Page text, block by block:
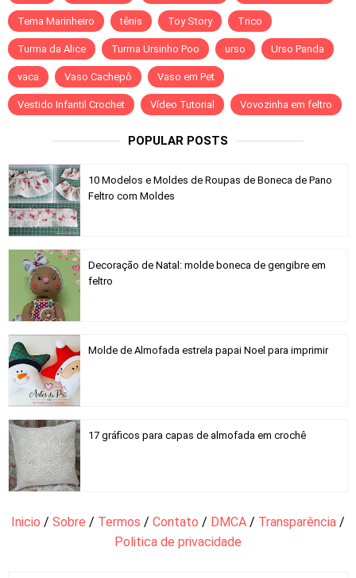
Tema Marinheiro tênis Toy Story Trico
Turma da Alice Turma Ursinho Poo urso Urso Panda
vaca Vaso Cachepô Vaso em Pet
Vestido Infantil Crochet Vídeo Tutorial Vovozinha em feltro
POPULAR POSTS
10 Modelos e Moldes de Roupas de Boneca de Pano
Feltro com Moldes
Decoração de Natal: molde boneca de gengibre em
feltro
Molde de Almofada estrela papai Noel para imprimir
17 gráficos para capas de almofada em crochê
Inicio / Sobre / Termos / Contato / DMCA / Transparência /
Politica de privacidade